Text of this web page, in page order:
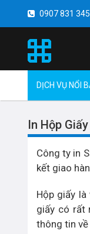
0907 831 345
DỊCH VỤ NỔI
In Hộp Giấy
Công ty in
kết giao
Hộp giấy
giấy có rất
thông tin